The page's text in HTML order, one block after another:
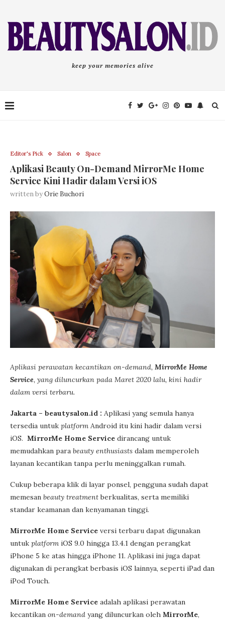
keep your memories alive
Editor's Pick Salon Space
Aplikasi Beauty On-Demand MirrorMe Home
Service Kini Hadir dalam Versi iOS
written byOrie Buchori
Aplikasi perawatan kecantikan on-demand, MirrorMe Home
Service, yang diluncurkan pada Maret 2020 lalu, kini hadir
dalam versi terbaru.
Jakarta – beautysalon.id : Aplikasi yang semula hanya
tersedia untuk platform Android itu kini hadir dalam versi
iOS. MirrorMe Home Service dirancang untuk
memudahkan para beauty enthusiasts dalam memperoleh
layanan kecantikan tanpa perlu meninggalkan rumah.
Cukup beberapa klik di layar ponsel, pengguna sudah dapat
memesan beauty treatmentberkualitas, serta memiliki
standar keamanan dan kenyamanan tinggi.
MirrorMe Home Service versi terbaru dapat digunakan
untuk platform iOS 9.0 hingga 13.4.1 dengan perangkat
iPhone 5 ke atas hingga iPhone 11. Aplikasi ini juga dapat
digunakan di perangkat berbasis iOS lainnya, seperti iPad dan
iPod Touch.
MirrorMe Home Service adalah aplikasi perawatan
kecantikan on-demand yang diluncurkan oleh MirrorMe,